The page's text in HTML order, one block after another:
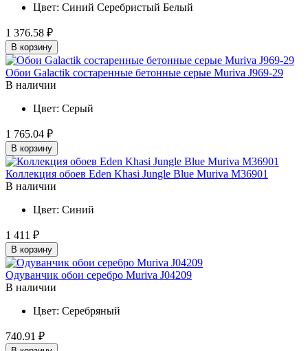
Цвет: Синий Серебристый Белый
1 376.58 ₽
В корзину
Обои Galactik состаренные бетонные серые Muriva J969-29
В наличии
Цвет: Серый
1 765.04 ₽
В корзину
Коллекция обоев Eden Khasi Jungle Blue Muriva M36901
В наличии
Цвет: Синий
1 411 ₽
В корзину
Одуванчик обои серебро Muriva J04209
В наличии
Цвет: Серебряный
740.91 ₽